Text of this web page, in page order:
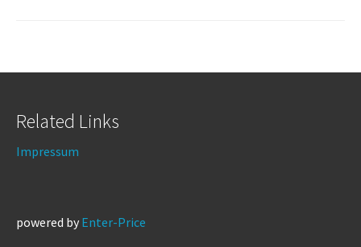
Related Links
Impressum
powered by Enter-Price